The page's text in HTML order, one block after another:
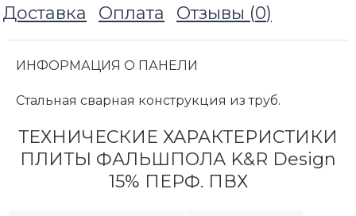
Доставка
Оплата Отзывы (0)
ИНФОРМАЦИЯ О ПАНЕЛИ
Стальная сварная конструкция из труб.
ТЕХНИЧЕСКИЕ ХАРАКТЕРИСТИКИ
ПЛИТЫ ФАЛЬШПОЛА K&R Design
15% ПЕРФ. ПВХ